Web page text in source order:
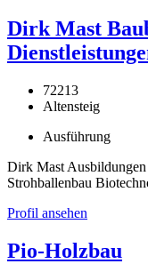
Dirk Mast
72213
Altensteig
Ausführung
Dirk Mast Ausbildungen
Strohballenbau
Profil ansehen
Pio-Holzbau